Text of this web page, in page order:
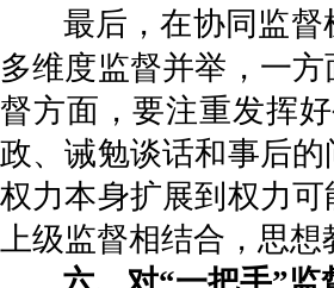
最后，在协同监
多维度监督并举，一
督方面，要注重发挥
政、诫勉谈话和事后
权力本身扩展到权力
上级监督相结合，思